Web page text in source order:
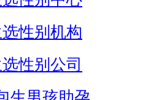
性别机构
性别公司